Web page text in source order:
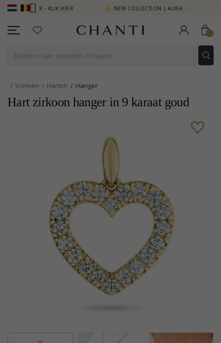
MEER - KLIK HIER NEW COLLECTION | AURA
Vormen Harten Hanger
Hart zirkoon hanger in 9 karaat goud